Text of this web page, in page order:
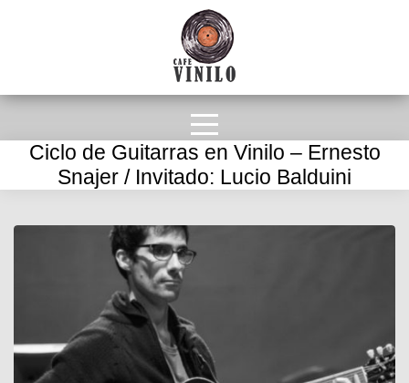
Ciclo de Guitarras en Vinilo – Ernesto
Snajer / Invitado: Lucio Balduini